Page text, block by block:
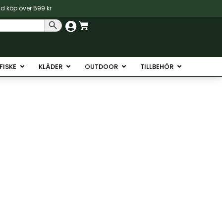
köp över 599 kr
Sökknapp Varukorg
Öppna Isfiske
KLÄDER Öppna Kläder
OUTDOOR Öppna Outdoor
TILLBEHÖR Öppna